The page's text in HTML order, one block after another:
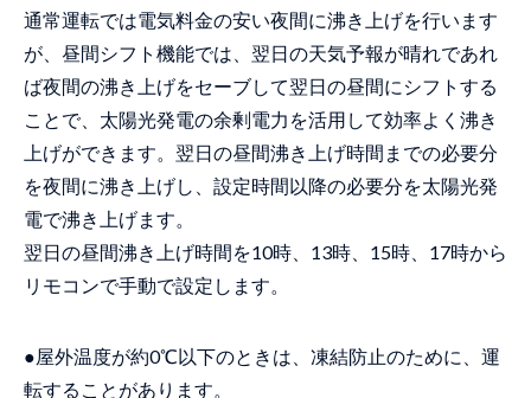
通常運転では電気料金の安い夜間に沸き上げを行います
が、昼間シフト機能では、翌日の天気予報が晴れであれ
ば夜間の沸き上げをセーブして翌日の昼間にシフトする
ことで、太陽光発電の余剰電力を活用して効率よく沸き
上げができます。翌日の昼間沸き上げ時間までの必要分
を夜間に沸き上げし、設定時間以降の必要分を太陽光発
電で沸き上げます。
翌日の昼間沸き上げ時間を10時、13時、15時、17時から
リモコンで手動で設定します。
●屋外温度が約0℃以下のときは、凍結防止のために、運
転することがあります。